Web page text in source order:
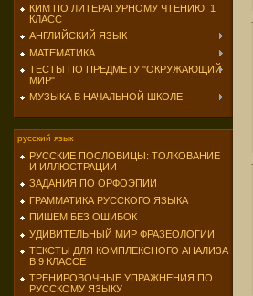
КИМ ПО ЛИТЕРАТУРНОМУ ЧТЕНИЮ. 1
КЛАСС
АНГЛИЙСКИЙ ЯЗЫК
МАТЕМАТИКА
ТЕСТЫ ПО ПРЕДМЕТУ "ОКРУЖАЮЩИЙ
МИР"
МУЗЫКА В НАЧАЛЬНОЙ ШКОЛЕ
русский язык
РУССКИЕ ПОСЛОВИЦЫ: ТОЛКОВАНИЕ
И ИЛЛЮСТРАЦИИ
ЗАДАНИЯ ПО ОРФОЭПИИ
ГРАММАТИКА РУССКОГО ЯЗЫКА
ПИШЕМ БЕЗ ОШИБОК
УДИВИТЕЛЬНЫЙ МИР ФРАЗЕОЛОГИИ
ТЕКСТЫ ДЛЯ КОМПЛЕКСНОГО АНАЛИЗА
В 9 КЛАССЕ
ТРЕНИРОВОЧНЫЕ УПРАЖНЕНИЯ ПО
РУССКОМУ ЯЗЫКУ